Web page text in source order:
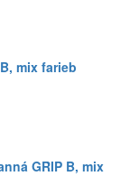
mix farieb
GRIP B, mix